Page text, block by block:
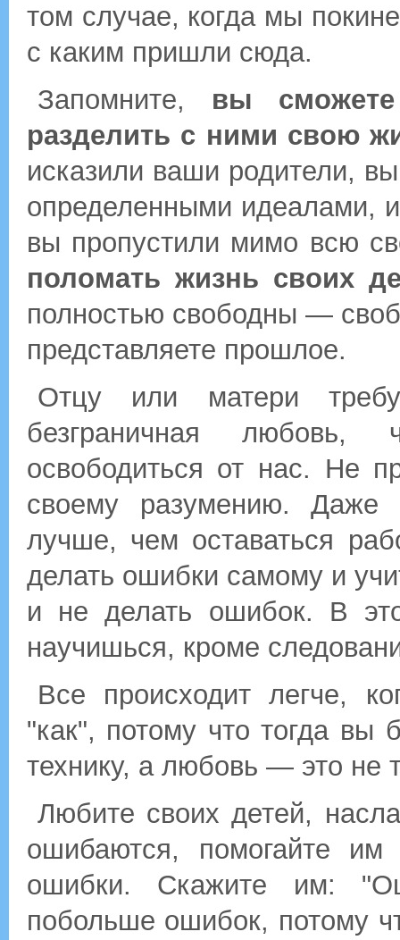
том случае, когда мы
с каким пришли сюда.
Запомните, вы
разделить с ними свою
исказили ваши родители,
определенными идеалами,
вы пропустили мимо всю
поломать жизнь своих
полностью свободны —
представляете прошлое.
Отцу или матери
безграничная
освободиться от нас. Не
своему разумению.
лучше, чем оставаться
делать ошибки самому и
и не делать ошибок. В
научишься, кроме
Все происходит легче,
"как", потому что тогда вы
технику, а любовь — это не
Любите своих детей,
ошибаются, помогайте им
ошибки. Скажите им:
побольше ошибок, потому